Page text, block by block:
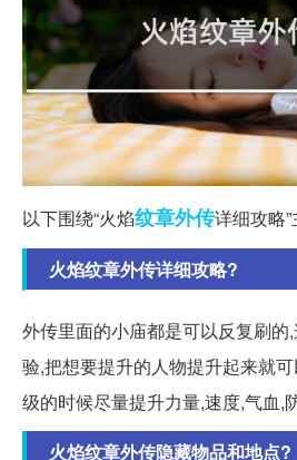
以下围绕“火焰纹章外传详细攻略
火焰纹章外传详细攻略?
外传里面的小庙都是可以反复刷
验,把想要提升的人物提升起来就
级的时候尽量提升力量,速度,气血,
火焰纹章外传隐藏物品和地点?